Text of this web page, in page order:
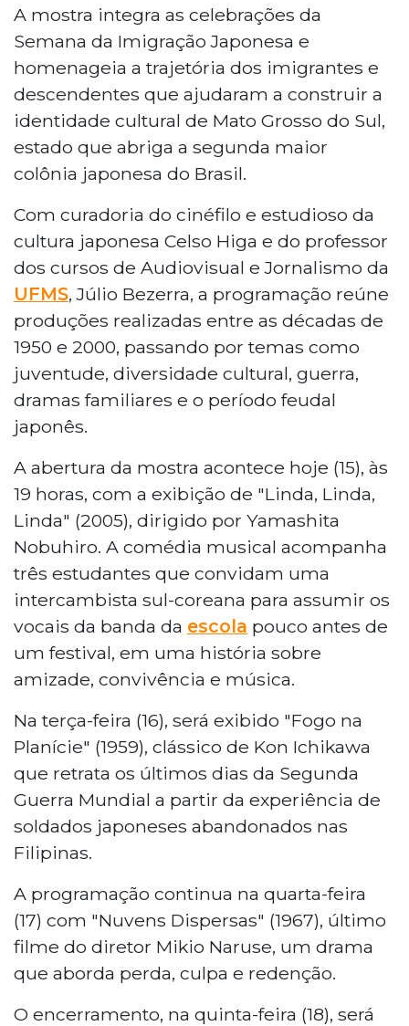
nesta segunda-feira (15) no Museu da
Imagem e do Som de Mato Grosso do
Sul, em Campo Grande, com sessões
gratuitas e debates. Até quinta-feira (18),
serão exibidos quatro filmes produzidos
entre as décadas de 1950 e 2000. A
mostra integra as celebrações da Semana
da Imigração Japonesa e homenageia
imigrantes que ajudaram a construir a
identidade cultural do estado, que abriga
a segunda maior colônia japonesa do
Brasil.
A mostra integra as celebrações da
Semana da Imigração Japonesa e
homenageia a trajetória dos imigrantes e
descendentes que ajudaram a construir a
identidade cultural de Mato Grosso do Sul,
estado que abriga a segunda maior
colônia japonesa do Brasil.
Com curadoria do cinéfilo e estudioso da
cultura japonesa Celso Higa e do professor
dos cursos de Audiovisual e Jornalismo da
UFMS, Júlio Bezerra, a programação reúne
produções realizadas entre as décadas de
1950 e 2000, passando por temas como
juventude, diversidade cultural, guerra,
dramas familiares e o período feudal
japonês.
A abertura da mostra acontece hoje (15), às
19 horas, com a exibição de "Linda, Linda,
Linda" (2005), dirigido por Yamashita
Nobuhiro. A comédia musical acompanha
três estudantes que convidam uma
intercambista sul-coreana para assumir os
vocais da banda da escola pouco antes de
um festival, em uma história sobre
amizade, convivência e música.
Na terça-feira (16), será exibido "Fogo na
Planície" (1959), clássico de Kon Ichikawa
que retrata os últimos dias da Segunda
Guerra Mundial a partir da experiência de
soldados japoneses abandonados nas
Filipinas.
A programação continua na quarta-feira
(17) com "Nuvens Dispersas" (1967), último
filme do diretor Mikio Naruse, um drama
que aborda perda, culpa e redenção.
O encerramento, na quinta-feira (18), será